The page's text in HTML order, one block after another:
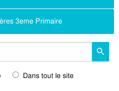
3eme Primaire
Dans tout le site